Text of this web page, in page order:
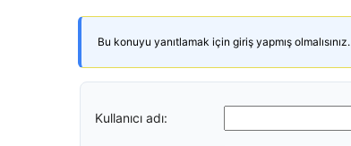
Bu konuyu yanıtlamak için giriş yapmış olmalısınız.
Kullanıcı adı: